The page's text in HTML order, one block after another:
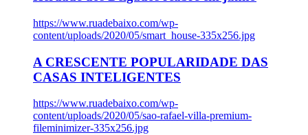
https://www.ruadebaixo.com/wp-
content/uploads/2020/05/smart_house-335x256.jpg
A CRESCENTE POPULARIDADE DAS
CASAS INTELIGENTES
https://www.ruadebaixo.com/wp-
content/uploads/2020/05/sao-rafael-villa-premium-
fileminimizer-335x256.jpg